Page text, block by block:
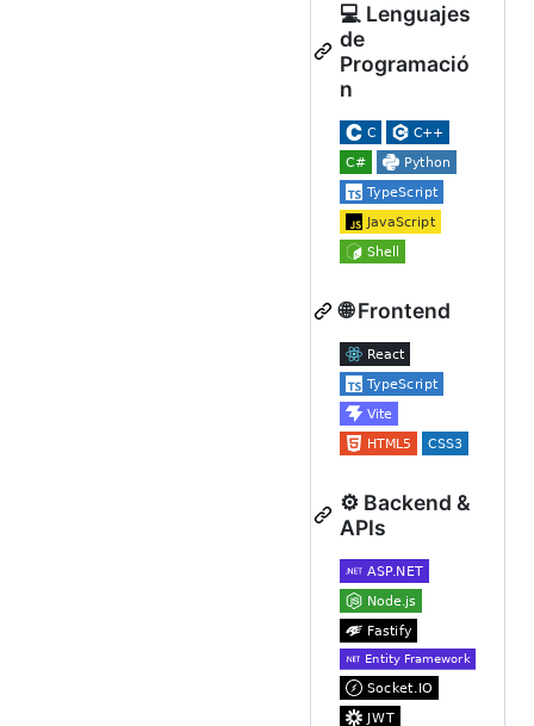
💻 Lenguajes
de
Programació
n
🌐 Frontend
⚙️ Backend &
APIs